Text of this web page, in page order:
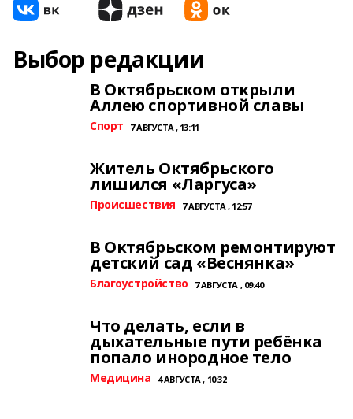
Выбор редакции
В Октябрьском открыли
Аллею спортивной славы
Спорт 7 АВГУСТА , 13:11
Житель Октябрьского
лишился «Ларгуса»
Происшествия 7 АВГУСТА , 12:57
В Октябрьском ремонтируют
детский сад «Веснянка»
Благоустройство 7 АВГУСТА , 09:40
Что делать, если в
дыхательные пути ребёнка
попало инородное тело
Медицина 4 АВГУСТА , 10:32